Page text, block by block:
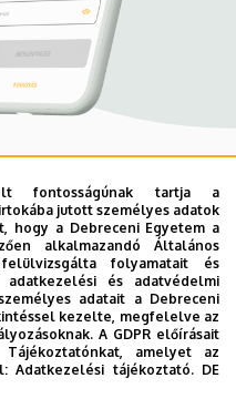
app
ajánljuk a Debreceni
hallgatói számára
célunk, hogy
mindennapokban, a
elérhető
fontosságúnak tartja a
jutott személyes adatok
hogy a Debreceni Egyetem a
alkalmazandó Általános
folyamatait és
és adatvédelmi
adatait a Debreceni
kezelte, megfelelve az
A GDPR előírásait
amelyet az
Adatkezelési tájékoztató. DE